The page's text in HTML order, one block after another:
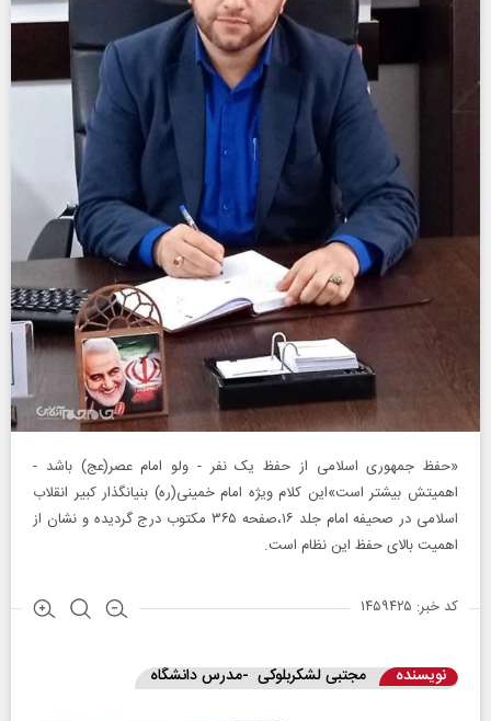
«حفظ جمهوری اسلامی از حفظ یک نفر - ولو امام عصر(عج) باشد -
اهمیتش بیشتر است»این کلام ویژه امام خمینی(ره) بنیانگذار کبیر انقلاب
اسلامی در صحیفه امام جلد ۱۶،صفحه ۳۶۵ مکتوب درج گردیده و نشان از
اهمیت بالای حفظ این نظام است.
کد خبر: ۱۴۵۹۴۲۵
نویسنده مجتبی لشکربلوکی -مدرس دانشگاه